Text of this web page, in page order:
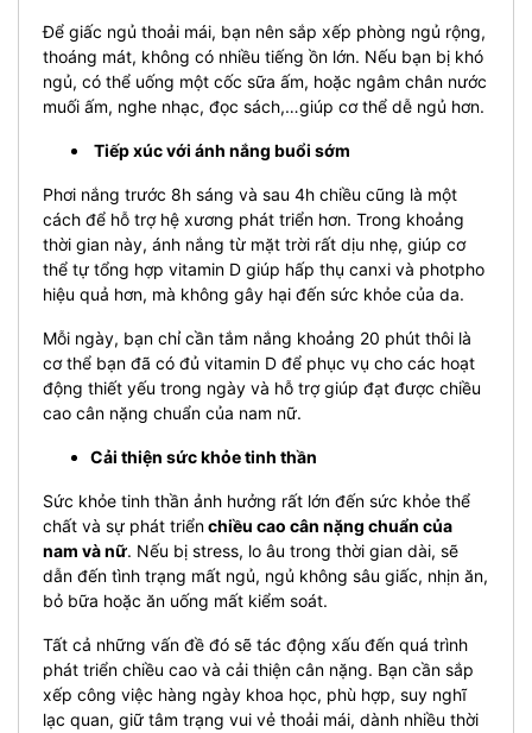
Để giấc ngủ thoải mái, bạn nên sắp xếp phòng ngủ rộng,
thoáng mát, không có nhiều tiếng ồn lớn. Nếu bạn bị khó
ngủ, có thể uống một cốc sữa ấm, hoặc ngâm chân nước
muối ấm, nghe nhạc, đọc sách,…giúp cơ thể dễ ngủ hơn.
Tiếp xúc với ánh nắng buổi sớm
Phơi nắng trước 8h sáng và sau 4h chiều cũng là một
cách để hỗ trợ hệ xương phát triển hơn. Trong khoảng
thời gian này, ánh nắng từ mặt trời rất dịu nhẹ, giúp cơ
thể tự tổng hợp vitamin D giúp hấp thụ canxi và photpho
hiệu quả hơn, mà không gây hại đến sức khỏe của da.
Mỗi ngày, bạn chỉ cần tắm nắng khoảng 20 phút thôi là
cơ thể bạn đã có đủ vitamin D để phục vụ cho các hoạt
động thiết yếu trong ngày và hỗ trợ giúp đạt được chiều
cao cân nặng chuẩn của nam nữ.
Cải thiện sức khỏe tinh thần
Sức khỏe tinh thần ảnh hưởng rất lớn đến sức khỏe thể
chất và sự phát triểnchiều cao cân nặng chuẩn của
nam và nữ. Nếu bị stress, lo âu trong thời gian dài, sẽ
dẫn đến tình trạng mất ngủ, ngủ không sâu giấc, nhịn ăn,
bỏ bữa hoặc ăn uống mất kiểm soát.
Tất cả những vấn đề đó sẽ tác động xấu đến quá trình
phát triển chiều cao và cải thiện cân nặng. Bạn cần sắp
xếp công việc hàng ngày khoa học, phù hợp, suy nghĩ
lạc quan, giữ tâm trạng vui vẻ thoải mái, dành nhiều thời